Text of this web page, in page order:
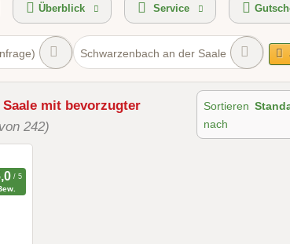
Hol- und Bringservice kontaktlose
Überblick Service
Schwarzenbach an der Saale
mit bevorzugter
242)
Sortieren
nach